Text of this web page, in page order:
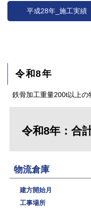
平成28年_施工実績
令和8年
鉄骨加工重量200t以上の
令和8年：合
物流倉庫
建方開始月
工事場所